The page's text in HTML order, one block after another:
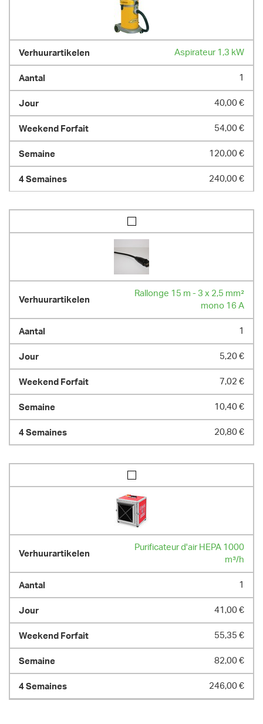
Aspirateur 1,3 kW
1
40,00 €
54,00 €
120,00 €
240,00 €
Rallonge 15 m - 3 x 2,5 mm²
mono 16 A
1
5,20 €
7,02 €
10,40 €
20,80 €
Purificateur d'air HEPA 1000
m³/h
1
41,00 €
55,35 €
82,00 €
246,00 €